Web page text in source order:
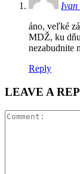
Ivan
áno, veľké
MDŽ, ku
nezabudnite
Reply
LEAVE A